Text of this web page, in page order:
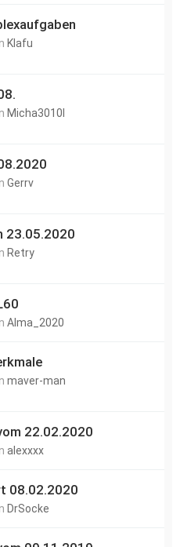
Klafu
Micha3010l
Gerrv
23.05.2020
Retry
Alma_2020
maver-man
22.02.2020
alexxxx
08.02.2020
DrSocke